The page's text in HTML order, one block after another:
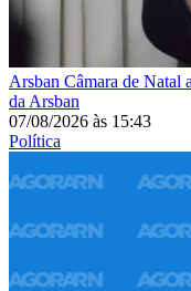
Arsban Câmara de Natal
da Arsban
07/08/2026 às 15:43
Política